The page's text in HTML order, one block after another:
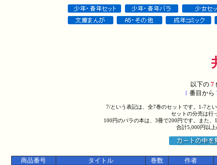
以下の7
1 番目から
7/という表記は、全7巻のセットです。1-7と
セットの分売は行
100円のバラの本は、3冊で200円です。また
合計5,000円以
商品番号 タイトル 巻数
作者